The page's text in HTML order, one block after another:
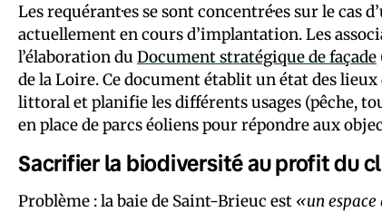
Les requérant·es se sont concentré·es sur le cas
actuellement en cours d’implantation. Les
l’élaboration du Document stratégique de façade
de la Loire. Ce document établit un état des
littoral et planifie les différents usages (pêche,
en place de parcs éoliens pour répondre aux
Sacrifier la biodiversité au profit du
Problème : la baie de Saint-Brieuc est «un espace